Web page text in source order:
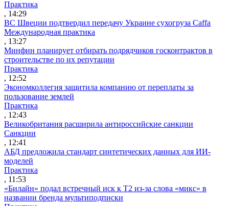
Практика
, 14:29
ВС Швеции подтвердил передачу Украине сухогруза Caffa
Международная практика
, 13:27
Минфин планирует отбирать подрядчиков госконтрактов в
строительстве по их репутации
Практика
, 12:52
Экономколлегия защитила компанию от переплаты за
пользование землей
Практика
, 12:43
Великобритания расширила антироссийские санкции
Санкции
, 12:41
АБД предложила стандарт синтетических данных для ИИ-
моделей
Практика
, 11:53
«Билайн» подал встречный иск к Т2 из-за слова «микс» в
названии бренда мультиподписки